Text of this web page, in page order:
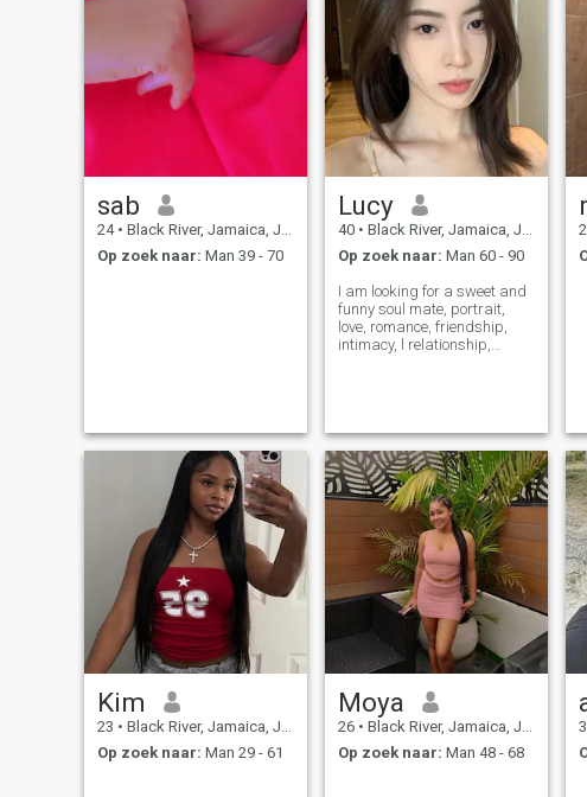
sab
24 • Black River, Jamaica, Jamaica
Op zoek naar: Man 39 - 70
Lucy
40 • Black River, Jamaica, Jamaica
Op zoek naar: Man 60 - 90
I am looking for a sweet and
funny soul mate, portrait,
love, romance, friendship,
intimacy, l relationship,
Kim
23 • Black River, Jamaica, Jamaica
Op zoek naar: Man 29 - 61
Moya
26 • Black River, Jamaica, Jamaica
Op zoek naar: Man 48 - 68